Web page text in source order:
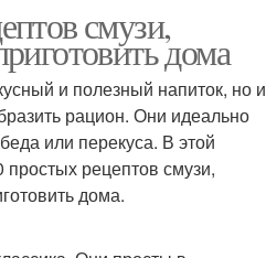
смузи,
дома
и полезный напиток, но и
рацион. Они идеально
или перекуса. В этой
рецептов смузи,
дома.